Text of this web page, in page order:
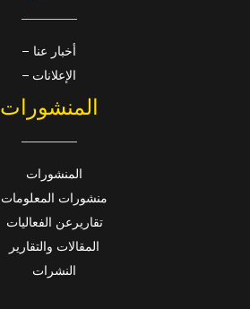
أخبار عنا
الإعلانات
المنشورات
المنشورات
منشورات المعلومات
تقاريرعن الفعاليات
المقالات والتقارير
النشرات